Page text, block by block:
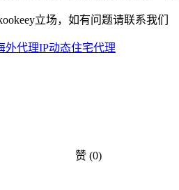
立场，如有问题请联系我们
外代理IP动态住宅代理
赞 (0)